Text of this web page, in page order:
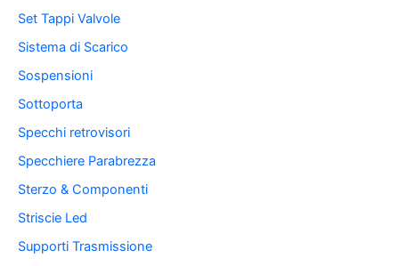
Set Tappi Valvole
Sistema di Scarico
Sospensioni
Sottoporta
Specchi retrovisori
Specchiere Parabrezza
Sterzo & Componenti
Striscie Led
Supporti Trasmissione